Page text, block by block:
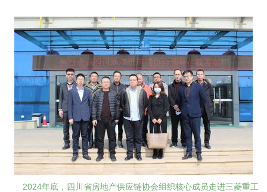
2024年底，四川省房地产供应链协会组织核心成员走进三菱重工